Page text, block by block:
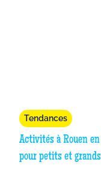
Tendances
Activités à Rouen
pour petits et grands